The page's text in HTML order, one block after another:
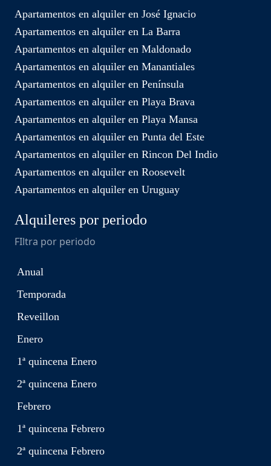
Apartamentos en alquiler en José Ignacio
Apartamentos en alquiler en La Barra
Apartamentos en alquiler en Maldonado
Apartamentos en alquiler en Manantiales
Apartamentos en alquiler en Península
Apartamentos en alquiler en Playa Brava
Apartamentos en alquiler en Playa Mansa
Apartamentos en alquiler en Punta del Este
Apartamentos en alquiler en Rincon Del Indio
Apartamentos en alquiler en Roosevelt
Apartamentos en alquiler en Uruguay
Alquileres por periodo
FIltra por periodo
Anual
Temporada
Reveillon
Enero
1ª quincena Enero
2ª quincena Enero
Febrero
1ª quincena Febrero
2ª quincena Febrero